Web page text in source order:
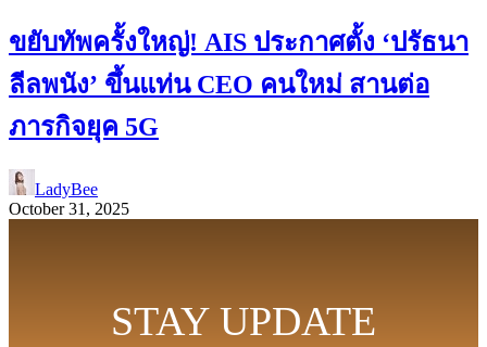
ขยับทัพครั้งใหญ่! AIS ประกาศตั้ง ‘ปรัธนา
ลีลพนัง’ ขึ้นแท่น CEO คนใหม่ สานต่อ
ภารกิจยุค 5G
LadyBee
October 31, 2025
STAY UPDATE